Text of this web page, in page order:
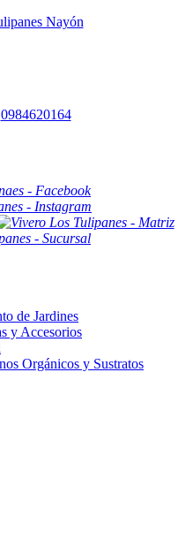
0984620164
de Jardines
y Accesorios
Orgánicos y Sustratos